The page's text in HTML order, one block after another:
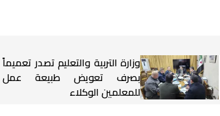
وزارة التربية والتعليم تصدر تعميماً
بصرف تعويض طبيعة عمل
للمعلمين الوكلاء